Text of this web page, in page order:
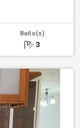
Baño(s)
3